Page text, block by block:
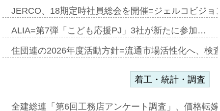
JERCO、18期定時社員総会を開催=ジェルコビジ
ALIA=第7弾「こども応援PJ」3社が新たに参加…
住団連の2026年度活動方針=流通市場活性化へ、検
着工・統計・調査
全建総連「第6回工務店アンケート調査」、価格転